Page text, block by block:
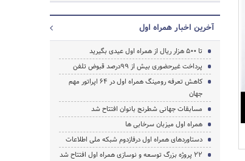
آخرین اخبار همراه اول
تا ۵۰۰ هزار ریال از همراه اول عیدی بگیرید
پرداخت غیرحضوری بیش از ۹۹درصد قبوض تلفن
کاهش تعرفه رومینگ همراه اول در ۶۴ اپراتور مهم
جهان
مسابقات جهانی شطرنج بانوان افتتاح شد
همراه اول میزبان سرخابی ها
دستاوردهای همراه اول درفازدوم شبکه ملی اطلاعات
۲۲ پروژه بزرگ توسعه و نوسازی همراه اول افتتاح شد